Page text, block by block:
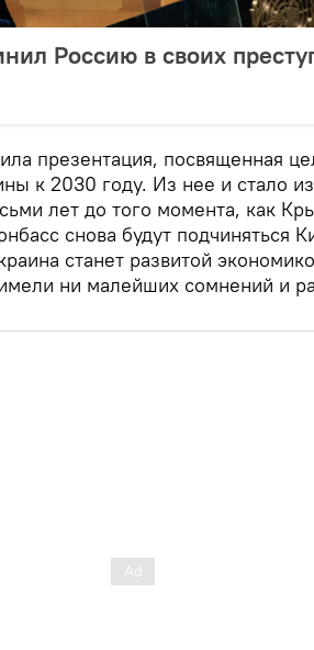
Россию в своих
презентация, посвященная
к 2030 году. Из нее и стало
лет до того момента, как
снова будут подчиняться
станет развитой
ни малейших сомнений и